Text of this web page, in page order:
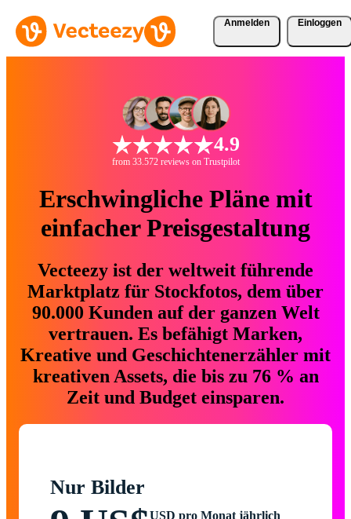
Anmelden Einloggen
4.9
from 33.572 reviews on Trustpilot
Erschwingliche Pläne mit
einfacher Preisgestaltung
Vecteezy ist der weltweit führende
Marktplatz für Stockfotos, dem über
90.000 Kunden auf der ganzen Welt
vertrauen. Es befähigt Marken,
Kreative und Geschichtenerzähler mit
kreativen Assets, die bis zu 76 % an
Zeit und Budget einsparen.
Nur Bilder
USD pro Monat jährlich